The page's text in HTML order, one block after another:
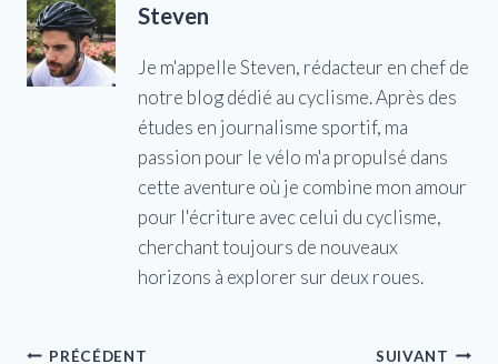
Steven
Je m'appelle Steven, rédacteur en chef de
notre blog dédié au cyclisme. Après des
études en journalisme sportif, ma
passion pour le vélo m'a propulsé dans
cette aventure où je combine mon amour
pour l'écriture avec celui du cyclisme,
cherchant toujours de nouveaux
horizons à explorer sur deux roues.
PRÉCÉDENT SUIVANT